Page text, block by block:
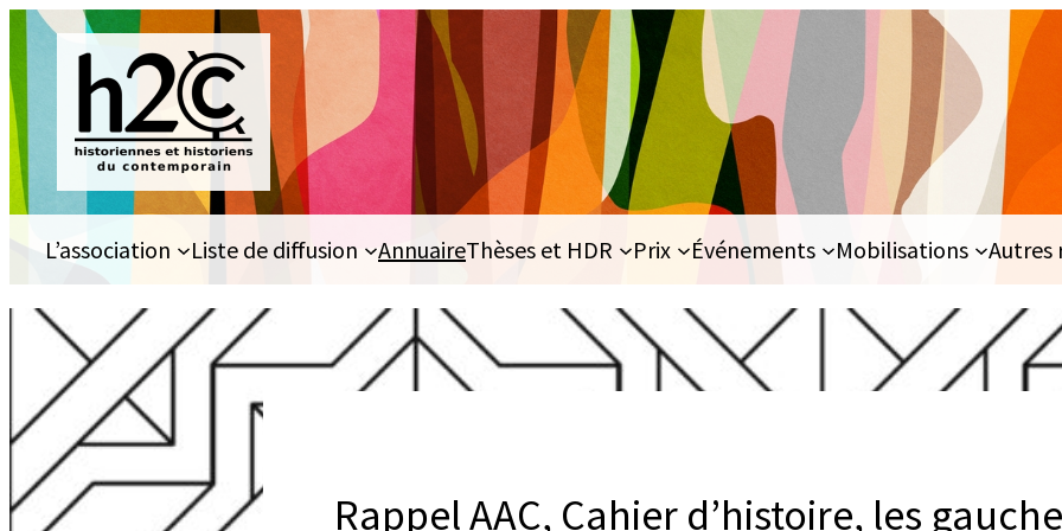
Aller
au
contenu
L’association Liste de diffusion AnnuaireThèses et HDR Prix Événements Mobilisations Autres
Rappel AAC, Cahier d’histoire, les